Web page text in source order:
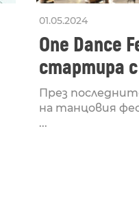
01.05.2024
One Dance
стартира
Lucid,
рейв
През
на танцовия
...